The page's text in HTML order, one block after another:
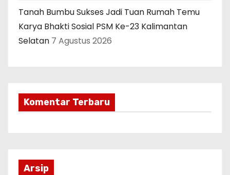
Tanah Bumbu Sukses Jadi Tuan Rumah Temu
Karya Bhakti Sosial PSM Ke-23 Kalimantan
Selatan 7 Agustus 2026
Komentar Terbaru
Arsip